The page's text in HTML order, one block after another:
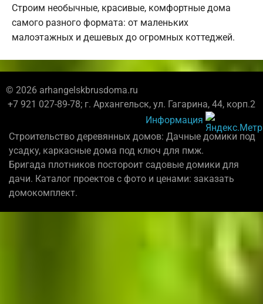
Строим необычные, красивые, комфортные дома
самого разного формата: от маленьких
малоэтажных и дешевых до огромных коттеджей.
© 2026 arhangelskbrusdoma.ru
+7 921 027-89-78; г. Архангельск, ул. Гагарина, 44, корп.2
Информация
Строительство деревянных домов: Дачные домики под
усадку, каркасные дома под ключ для пмж.
Бригада плотников постороит садовые домики для
дачи. Каталог проектов с фото и ценами: заказать
домокомплект.